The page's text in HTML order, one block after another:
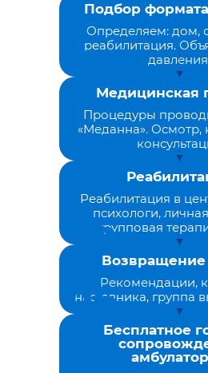
Подбор
Определяем: дом,
реабилитация.
Медицинская
Процедуры
«Меданна». Осмотр,
Реабилитация в
психологи,
групповая
Рекомендации,
наставника, группа
Бесплатное